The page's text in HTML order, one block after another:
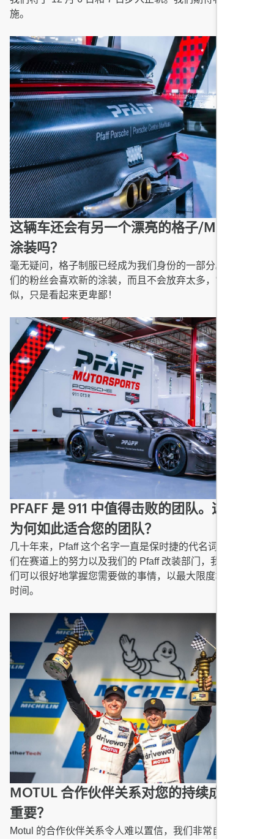
施。
这辆车还会有另一个漂亮的格子/MOTUL
涂装吗？
毫无疑问，格子制服已经成为我们身份的一部分。我相信我
们的粉丝会喜欢新的涂装，而且不会放弃太多，它会很相
似，只是看起来更卑鄙！
PFAFF 是 911 中值得击败的团队。这款车
为何如此适合您的团队？
几十年来，Pfaff 这个名字一直是保时捷的代名词，通过我
们在赛道上的努力以及我们的 Pfaff 改装部门，我们认为我
们可以很好地掌握您需要做的事情，以最大限度地提高单圈
时间。
MOTUL 合作伙伴关系对您的持续成功有多
重要？
Motul 的合作伙伴关系令人难以置信，我们非常自豪地看到